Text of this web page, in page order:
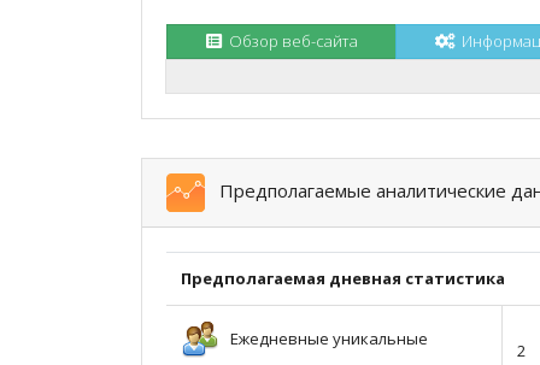
Обзор веб-сайта
Предполагаемые аналитические
Предполагаемая дневная статистика
Ежедневные уникальные
2